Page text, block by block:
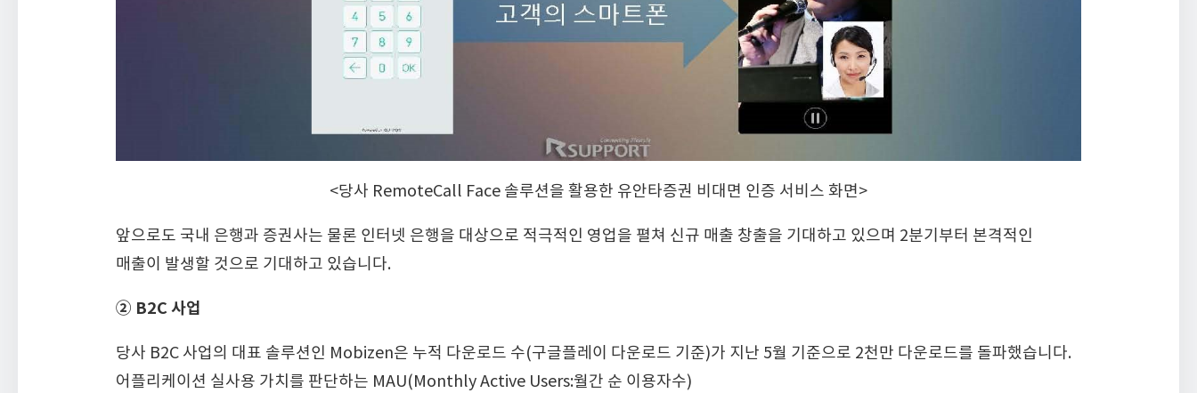
<당사 RemoteCall Face 솔루션을 활용한 유안타증권 비대면 인증 서비스 화면>
앞으로도 국내 은행과 증권사는 물론 인터넷 은행을 대상으로 적극적인 영업을 펼쳐 신규 매출 창출을 기대하고 있으며 2분기부터 본격적인
매출이 발생할 것으로 기대하고 있습니다.
② B2C 사업
당사 B2C 사업의 대표 솔루션인 Mobizen은 누적 다운로드 수(구글플레이 다운로드 기준)가 지난 5월 기준으로 2천만 다운로드를 돌파했습니다.
어플리케이션 실사용 가치를 판단하는 MAU(Monthly Active Users:월간 순 이용자수)